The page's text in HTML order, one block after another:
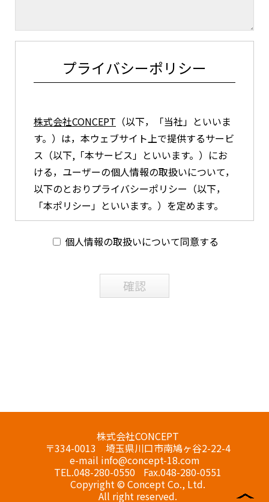
プライバシーポリシー
株式会社CONCEPT （以下，「当社」といいま
す。）は，本ウェブサイト上で提供するサービ
ス（以下,「本サービス」といいます。）にお
ける，ユーザーの個人情報の取扱いについて，
以下のとおりプライバシーポリシー（以下，
「本ポリシー」といいます。）を定めます。
第1条（個人情報）
人情報」を指すものとし，生存する個人に関す
る情報であって，当該情報に含まれる氏名，生
第2条（個人情報の収集方法）
当社は，ユーザーが利用登録をする際に氏名，
生年月日，住所，電話番号，メールアドレス，
銀行口座番号，クレジットカード番号，運転免
個人情報の取扱いについて同意する
確認
株式会社CONCEPT
〒334-0013 埼玉県川口市南鳩ヶ谷2-22-4
e-mail info@concept-18.com
TEL.048-280-0550
Fax.048-280-0551
Copyright © Concept Co., Ltd.
All right reserved.